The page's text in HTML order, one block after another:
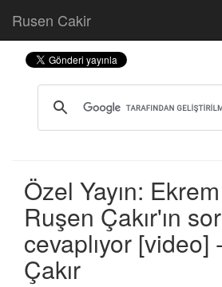
Rusen Cakir
Özel Yayın:
Ruşen Çakır'ın
cevaplıyor [video]
Çakır